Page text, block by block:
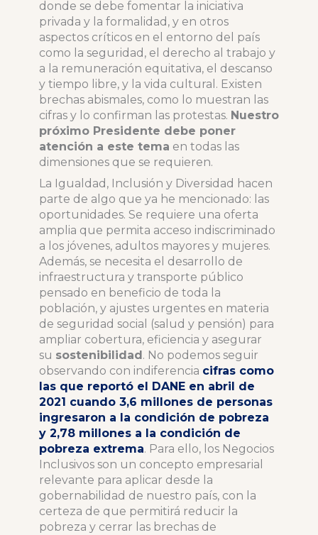
donde se debe fomentar la iniciativa
privada y la formalidad, y en otros
aspectos críticos en el entorno del país
como la seguridad, el derecho al trabajo y
a la remuneración equitativa, el descanso
y tiempo libre, y la vida cultural. Existen
brechas abismales, como lo muestran las
cifras y lo confirman las protestas. Nuestro
próximo Presidente debe poner
atención a este tema en todas las
dimensiones que se requieren.
La Igualdad, Inclusión y Diversidad hacen
parte de algo que ya he mencionado: las
oportunidades. Se requiere una oferta
amplia que permita acceso indiscriminado
a los jóvenes, adultos mayores y mujeres.
Además, se necesita el desarrollo de
infraestructura y transporte público
pensado en beneficio de toda la
población, y ajustes urgentes en materia
de seguridad social (salud y pensión) para
ampliar cobertura, eficiencia y asegurar
su sostenibilidad. No podemos seguir
observando con indiferencia cifras como
las que reportó el DANE en abril de
2021 cuando 3,6 millones de personas
ingresaron a la condición de pobreza
y 2,78 millones a la condición de
pobreza extrema. Para ello, los Negocios
Inclusivos son un concepto empresarial
relevante para aplicar desde la
gobernabilidad de nuestro país, con la
certeza de que permitirá reducir la
pobreza y cerrar las brechas de